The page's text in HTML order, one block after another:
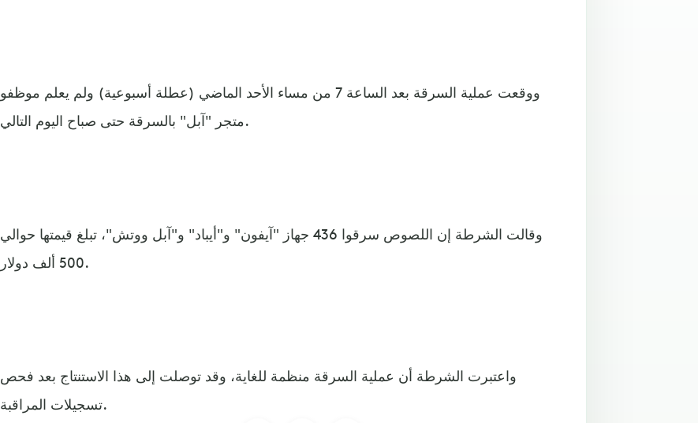
ووقعت عملية السرقة بعد الساعة 7 من مساء الأحد الماضي (عطلة أسبوعية) ولم يعلم موظفو
متجر "آبل" بالسرقة حتى صباح اليوم التالي.
وقالت الشرطة إن اللصوص سرقوا 436 جهاز "آيفون" و"أيباد" و"آبل ووتش"، تبلغ قيمتها حوالي
500 ألف دولار.
واعتبرت الشرطة أن عملية السرقة منظمة للغاية، وقد توصلت إلى هذا الاستنتاج بعد فحص
تسجيلات المراقبة.